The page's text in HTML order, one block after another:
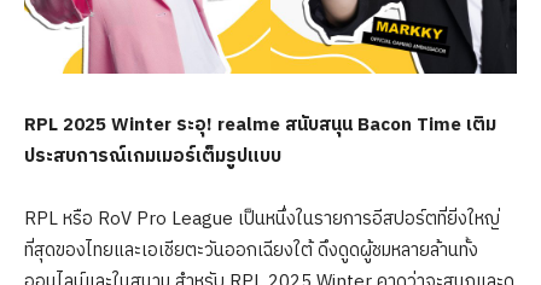
RPL 2025 Winter ระอุ! realme สนับสนุน Bacon Time เติม
ประสบการณ์เกมเมอร์เต็มรูปแบบ
RPL หรือ RoV Pro League เป็นหนึ่งในรายการอีสปอร์ตที่ยิ่งใหญ่
ที่สุดของไทยและเอเชียตะวันออกเฉียงใต้ ดึงดูดผู้ชมหลายล้านทั้ง